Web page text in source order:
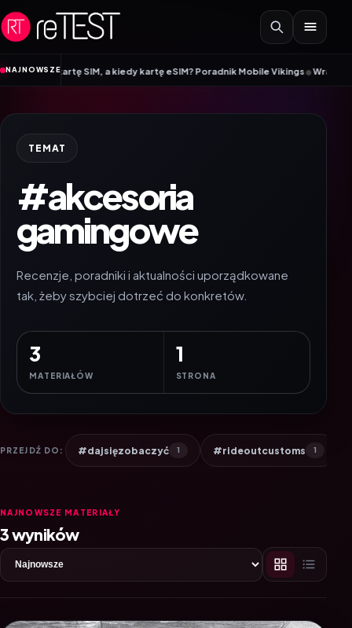
Przejdź do treści
NAJNOWSZE
SIM, a kiedy kartę eSIM? Poradnik Mobile Vikings•Wracamy do
TEMAT
#akcesoria
gamingowe
Recenzje, poradniki i aktualności uporządkowane
tak, żeby szybciej dotrzeć do konkretów.
3
MATERIAŁÓW
1
STRONA
PRZEJDŹ DO: #dajsięzobaczyć 1 #rideoutcustoms 1
NAJNOWSZE MATERIAŁY
3 wyników